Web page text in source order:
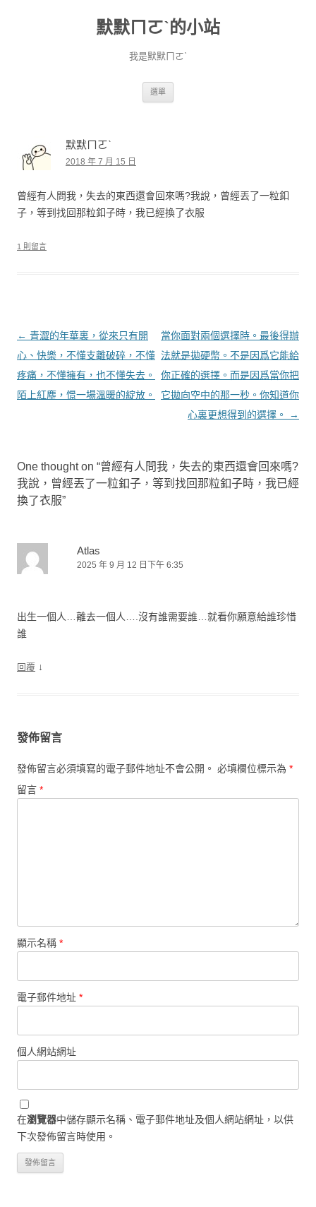
默默ㄇㄛˋ的小站
我是默默ㄇㄛˋ
選單
默默ㄇㄛˋ
2018 年 7 月 15 日
曾經有人問我，失去的東西還會回來嗎?我說，曾經丟了一粒釦
子，等到找回那粒釦子時，我已經換了衣服
1 則留言
文章導覽
← 青澀的年華裏，從來只有開
心、快樂，不懂支離破碎，不懂
疼痛，不懂擁有，也不懂失去。
陌上紅塵，憬一場溫暖的綻放。
當你面對兩個選擇時。最後得辦
法就是拋硬幣。不是因爲它能給
你正確的選擇。而是因爲當你把
它拋向空中的那一秒。你知道你
心裏更想得到的選擇。
→
One thought on “曾經有人問我，失去的東西還會回來嗎?
我說，曾經丟了一粒釦子，等到找回那粒釦子時，我已經
換了衣服”
Atlas
2025 年 9 月 12 日下午 6:35
出生一個人…離去一個人….沒有誰需要誰…就看你願意給誰珍惜
誰
回覆 ↓
發佈留言
發佈留言必須填寫的電子郵件地址不會公開。 必填欄位標示為 *
留言 *
顯示名稱 *
電子郵件地址 *
個人網站網址
在瀏覽器中儲存顯示名稱、電子郵件地址及個人網站網址，以供
下次發佈留言時使用。